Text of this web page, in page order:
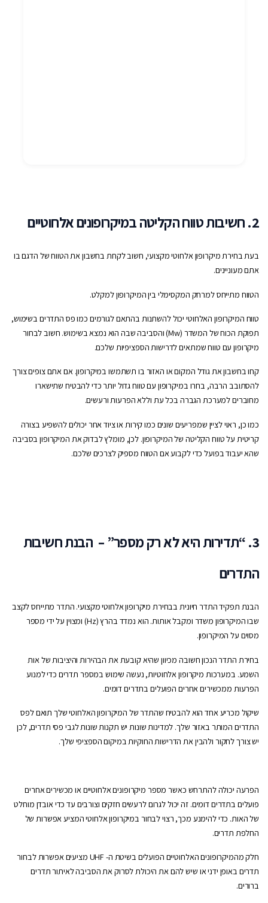
2. חשיבות טווח הקליטה במיקרופונים אלחוטיים
בעת בחירת מיקרופון אלחוטי מקצועי, חשוב לקחת בחשבון את הטווח של הדגם בו
אתם מעוניינים.
הטווח מתייחס למרחק המקסימלי בין המיקרופון למקלט.
טווח המיקרופון האלחוטי יכול להשתנות בהתאם לגורמים כמו פס התדרים בשימוש,
תפוקת הכוח של המשדר (Mw) והסביבה שבה הוא נמצא בשימוש. חשוב לבחור
מיקרופון עם טווח שמתאים לדרישות הספציפיות שלכם.
קחו בחשבון את גודל המקום או האזור בו תשתמשו במיקרופון. אם אתם צופים צורך
להסתובב הרבה, בחרו במיקרופון עם טווח גדול יותר כדי להבטיח שתישארו
מחוברים למערכת הגברה בכל עת וללא הפרעות ורעשים.
כמו כן, ראוי לציין שמפריעים שונים כמו קירות או ציוד אחר יכולים להשפיע בצורה
קריטית על טווח הקליטה של המיקרופון. לכן, מומלץ לבדוק את המיקרופון בסביבה
שהא יעבוד בפועל כדי לקבוע אם הטווח מספיק לצרכים שלכם.
3. “תדירות היא לא רק מספר” – הבנת חשיבות
התדרים
הבנת תפקיד התדר חיונית בבחירת מיקרופון אלחוטי מקצועי. התדר מתייחס לקצב
שבו המיקרופון משדר ומקבל אותות. הוא נמדד בהרץ (Hz) ומצוין על ידי מספר
מסוים על המיקרופון.
בחירת התדר הנכון חשובה מכיוון שהיא קובעת את הבהירות והיציבות של אות
השמע. במערכות מיקרופון אלחוטיות, נעשה שימוש במספר תדרים כדי למנוע
הפרעות ממכשירים אחרים הפועלים בתדרים דומים.
שיקול מכריע אחד הוא להבטיח שהתדר של המיקרופון האלחוטי שלך תואם לפס
התדרים המותר באזור שלך. למדינות שונות יש תקנות שונות לגבי פסי תדרים, לכן
יש צורך לחקור ולהבין את הדרישות החוקיות במיקום הספציפי שלך.
הפרעה יכולה להתרחש כאשר מספר מיקרופונים אלחוטיים או מכשירים אחרים
פועלים בתדרים דומים. זה יכול לגרום לרעשים חזקים וצורבים עד כדי אובדן מוחלט
של האות. כדי להימנע מכך, רצוי לבחור במיקרופון אלחוטי המציע אפשרות של
החלפת תדרים.
חלק מהמיקרופונים האלחוטיים הפועלים בשיטת ה- UHF מציעים אפשרות לבחור
תדרים באופן ידני או שיש להם את היכולת לסרוק את הסביבה לאיתור תדרים
ברורים.